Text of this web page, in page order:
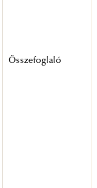
Összefoglaló